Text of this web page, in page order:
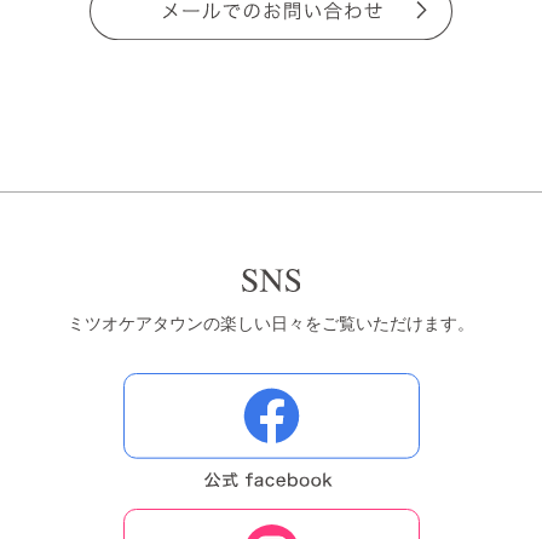
ミツオケアタウンの楽しい日々をご覧いただけます。